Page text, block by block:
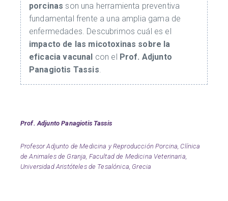
porcinas son una herramienta preventiva
fundamental frente a una amplia gama de
enfermedades. Descubrimos cuál es el
impacto de las micotoxinas sobre la
eficacia vacunal con el Prof. Adjunto
Panagiotis Tassis
Prof. Adjunto Panagiotis Tassis
Profesor Adjunto de Medicina y Reproducción Porcina, Clínica
de Animales de Granja, Facultad de Medicina Veterinaria,
Universidad Aristóteles de Tesalónica, Grecia